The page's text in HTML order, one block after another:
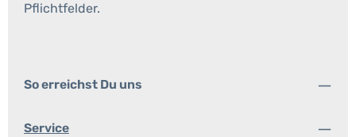
Pflichtfelder.
So erreichst Du uns
Service